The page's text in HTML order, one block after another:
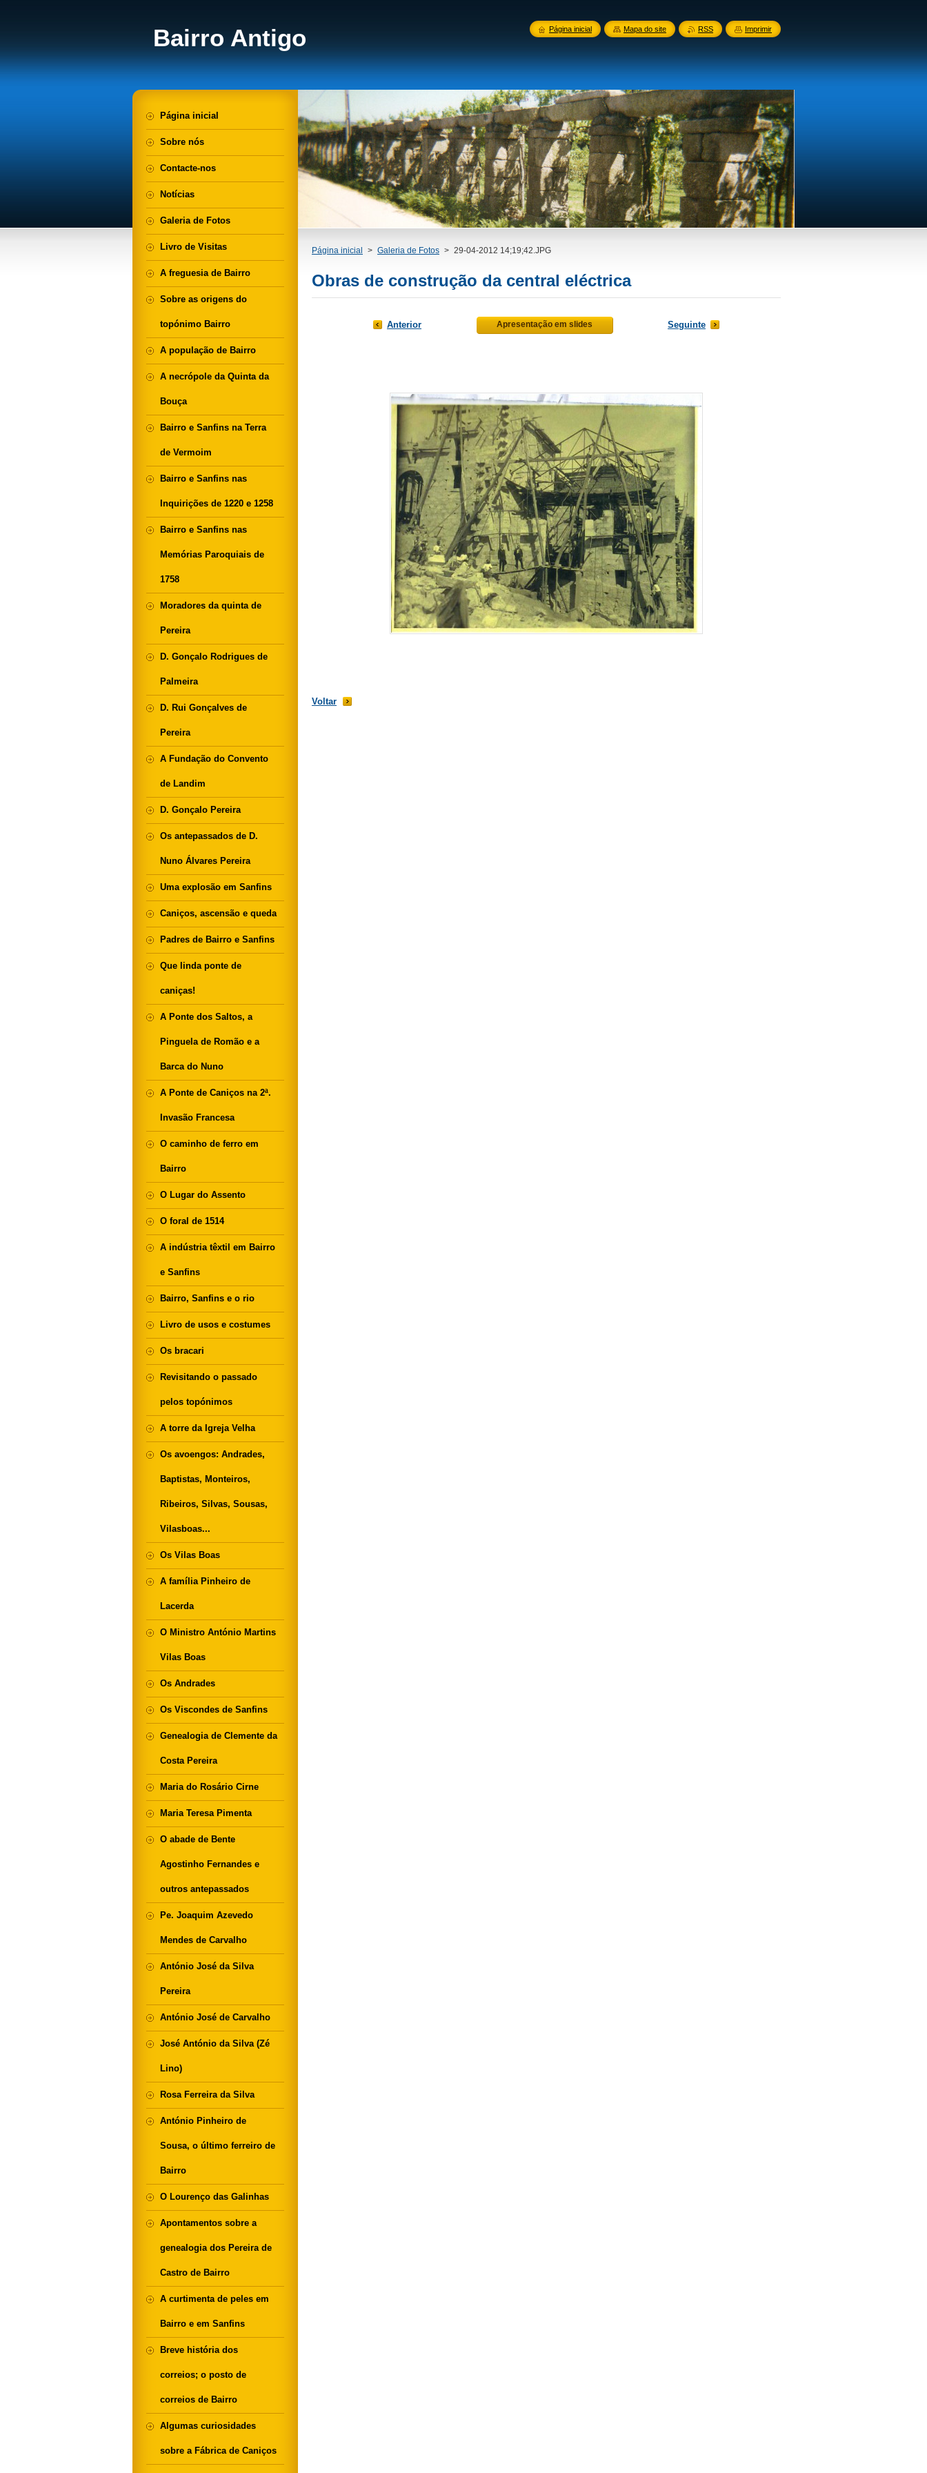
Bairro Antigo
Página inicial > Galeria de Fotos > 29-04-2012 14;19;42.JPG
Obras de construção da central eléctrica
Anterior Apresentação em slides Seguinte
Voltar
Página inicial
Sobre nós
Contacte-nos
Notícias
Galeria de Fotos
Livro de Visitas
A freguesia de Bairro
Sobre as origens do
topónimo Bairro
A população de Bairro
A necrópole da Quinta da
Bouça
Bairro e Sanfins na Terra
de Vermoim
Bairro e Sanfins nas
Inquirições de 1220 e 1258
Bairro e Sanfins nas
Memórias Paroquiais de
1758
Moradores da quinta de
Pereira
D. Gonçalo Rodrigues de
Palmeira
D. Rui Gonçalves de
Pereira
A Fundação do Convento
de Landim
D. Gonçalo Pereira
Os antepassados de D.
Nuno Álvares Pereira
Uma explosão em Sanfins
Caniços, ascensão e queda
Padres de Bairro e Sanfins
Que linda ponte de
caniças!
A Ponte dos Saltos, a
Pinguela de Romão e a
Barca do Nuno
A Ponte de Caniços na 2ª.
Invasão Francesa
O caminho de ferro em
Bairro
O Lugar do Assento
O foral de 1514
A indústria têxtil em Bairro
e Sanfins
Bairro, Sanfins e o rio
Livro de usos e costumes
Os bracari
Revisitando o passado
pelos topónimos
A torre da Igreja Velha
Os avoengos: Andrades,
Baptistas, Monteiros,
Ribeiros, Silvas, Sousas,
Vilasboas...
Os Vilas Boas
A família Pinheiro de
Lacerda
O Ministro António Martins
Vilas Boas
Os Andrades
Os Viscondes de Sanfins
Genealogia de Clemente da
Costa Pereira
Maria do Rosário Cirne
Maria Teresa Pimenta
O abade de Bente
Agostinho Fernandes e
outros antepassados
Pe. Joaquim Azevedo
Mendes de Carvalho
António José da Silva
Pereira
António José de Carvalho
José António da Silva (Zé
Lino)
Rosa Ferreira da Silva
António Pinheiro de
Sousa, o último ferreiro de
Bairro
O Lourenço das Galinhas
Apontamentos sobre a
genealogia dos Pereira de
Castro de Bairro
A curtimenta de peles em
Bairro e em Sanfins
Breve história dos
correios; o posto de
correios de Bairro
Algumas curiosidades
sobre a Fábrica de Caniços
Página inicial Mapa do site RSS Imprimir